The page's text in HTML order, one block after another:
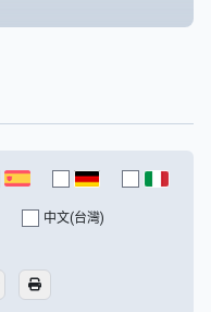
中文(台灣)